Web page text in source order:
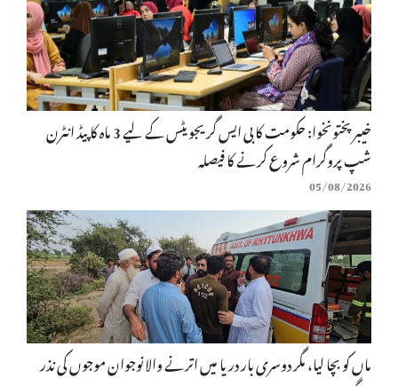
خیبرپختونخوا: حکومت کا بی ایس گریجویٹس کے لیے 3 ماہ کا پیڈ انٹرن
شپ پروگرام شروع کرنے کا فیصلہ
05/08/2026
ماں کو بچا لیا، مگر دوسری بار دریا میں اترنے والا نوجوان موجوں کی نذر